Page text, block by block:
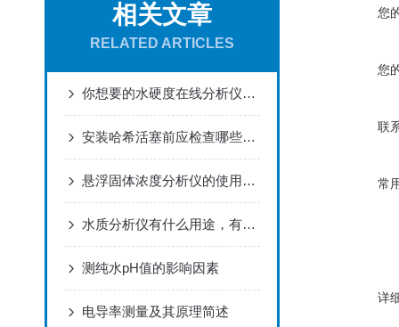
相关文章
RELATED ARTICLES
你想要的水硬度在线分析仪上线了！
安装哈希活塞前应检查哪些内容？
悬浮固体浓度分析仪的使用范围及仪器特点
水质分析仪有什么用途，有什么意义？dr1900比色计
测纯水pH值的影响因素
电导率测量及其原理简述
您
您
联
常
详